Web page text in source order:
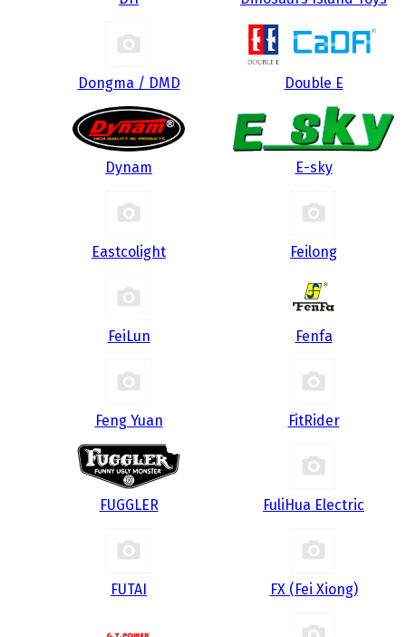
Dongma / DMD Double E
Dynam E-sky
Eastcolight Feilong
FeiLun Fenfa
Feng Yuan FitRider
FUGGLER FuliHua Electric
FUTAI FX (Fei Xiong)